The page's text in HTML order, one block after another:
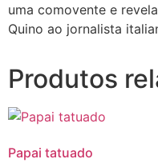
uma comovente e
Quino ao jornalista
Produtos
Papai tatuado